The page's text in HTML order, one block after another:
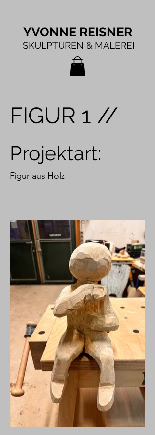
YVONNE REISNER
SKULPTUREN & MALEREI
FIGUR 1 //
Projektart:
Figur aus Holz